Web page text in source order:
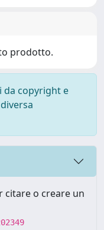
prodotto.
da copyright e
citare o creare un